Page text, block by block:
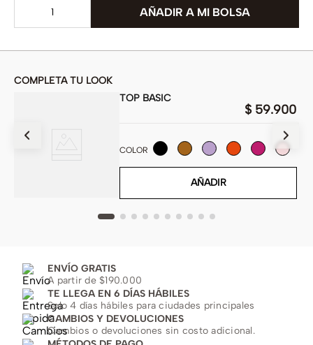
COMPLETA TU LOOK
TOP BASIC
$ 59.900
COLOR
AÑADIR
ENVÍO GRATIS
A partir de $190.000
TE LLEGA EN 6 DÍAS HÁBILES
Solo 4 días hábiles para ciudades principales
CAMBIOS Y DEVOLUCIONES
Cambios o devoluciones sin costo adicional.